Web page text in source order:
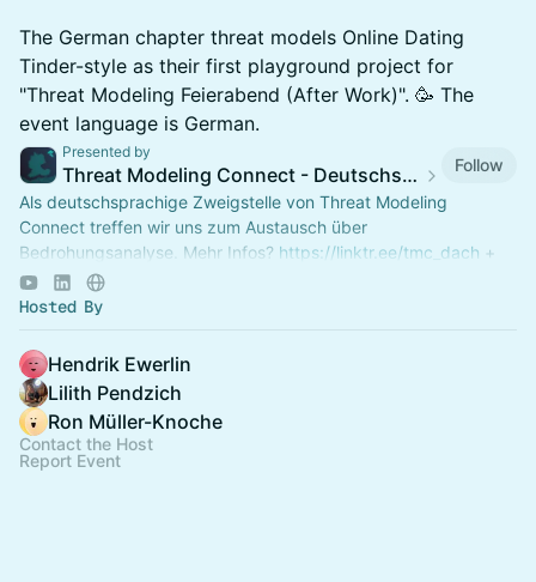
The German chapter threat models Online Dating
Tinder-style as their first playground project for
"Threat Modeling Feierabend (After Work)". 🥳 The
event language is German.
Presented by
Threat Modeling Connect - Deutschsprachige Zweigstelle
Follow
Als deutschsprachige Zweigstelle von Threat Modeling
Connect treffen wir uns zum Austausch über
Bedrohungsanalyse. Mehr Infos? https://linktr.ee/tmc_dach +
https://lu.ma/threatmodelingconnect
Hosted By
Hendrik Ewerlin
Lilith Pendzich
Ron Müller-Knoche
Contact the Host
Report Event